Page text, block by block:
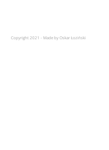
Copyright 2021 - Made by Oskar Łoziński